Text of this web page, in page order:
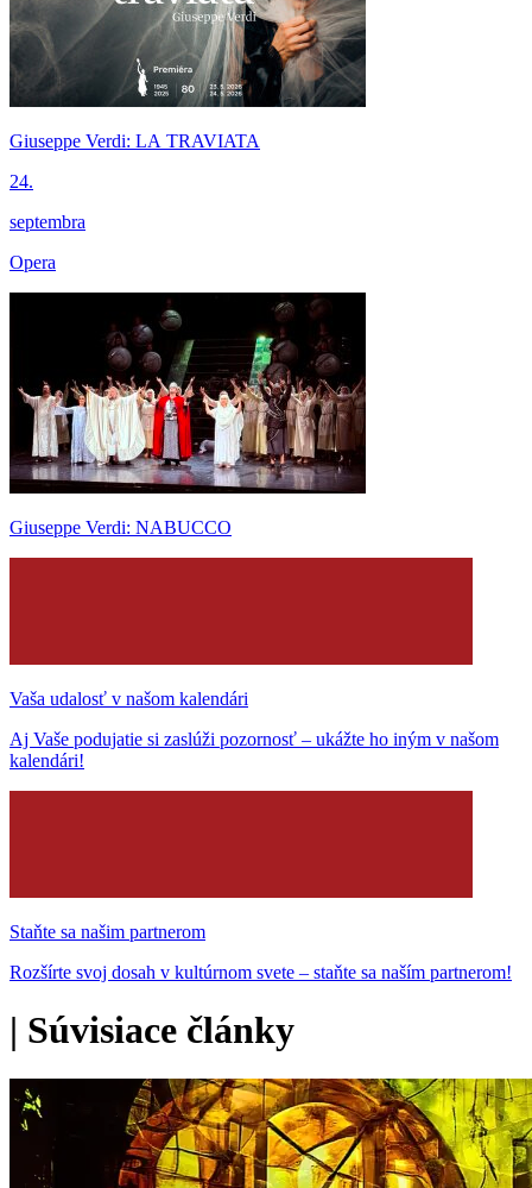
Giuseppe Verdi: LA TRAVIATA
24.
septembra
Opera
Giuseppe Verdi: NABUCCO
Vaša udalosť v našom kalendári
Aj Vaše podujatie si zaslúži pozornosť – ukážte ho iným v našom
kalendári!
Staňte sa našim partnerom
Rozšírte svoj dosah v kultúrnom svete – staňte sa naším partnerom!
| Súvisiace články